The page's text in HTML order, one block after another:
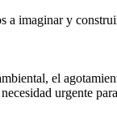
a imaginar y
el
urgente